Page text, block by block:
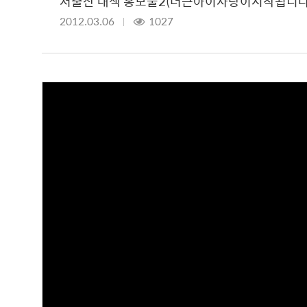
2012.03.06 1027